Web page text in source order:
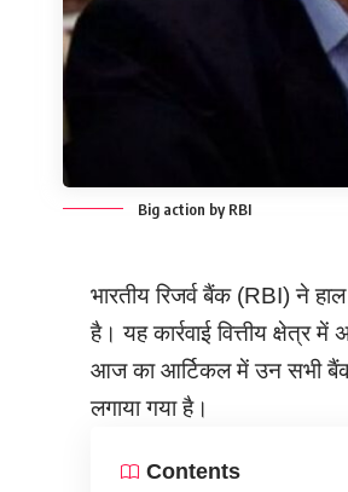
Big action by RBI
भारतीय रिजर्व बैंक (RBI) ने
है। यह कार्रवाई वित्तीय
आज का आर्टिकल में उन सभी बैंक
लगाया गया है।
Contents